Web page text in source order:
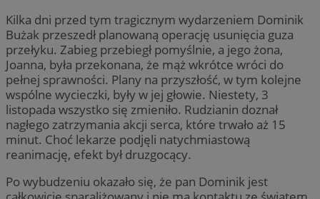
Kilka dni przed tym tragicznym wydarzeniem Dominik
Bużak przeszedł planowaną operację usunięcia guza
przełyku. Zabieg przebiegł pomyślnie, a jego żona,
Joanna, była przekonana, że mąż wkrótce wróci do
pełnej sprawności. Plany na przyszłość, w tym kolejne
wspólne wycieczki, były w jej głowie. Niestety, 3
listopada wszystko się zmieniło. Rudzianin doznał
nagłego zatrzymania akcji serca, które trwało aż 15
minut. Choć lekarze podjęli natychmiastową
reanimację, efekt był druzgocący.
Po wybudzeniu okazało się, że pan Dominik jest